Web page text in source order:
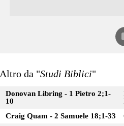
Altro da "Studi Biblici"
Donovan Libring - 1 Pietro 2;1-
10
Craig Quam - 2 Samuele 18;1-33